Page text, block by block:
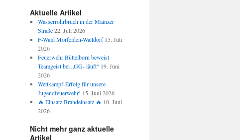
Aktuelle Artikel
Wasserrohrbruch in der Mainzer
Straße 22. Juli 2026
F-Wald Mörfelden-Walldorf 15. Juli
2026
Feuerwehr Büttelborn beweist
Teamgeist bei „GG- läuft“ 19. Juni
2026
Wettkampf-Erfolg für unsere
Jugendfeuerwehr! 15. Juni 2026
🔥 Einsatz Brandeinsatz 🔥 10. Juni
2026
Nicht mehr ganz aktuelle
Artikel